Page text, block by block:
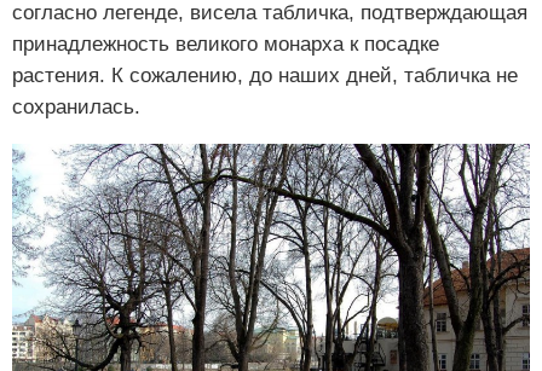
согласно легенде, висела табличка, подтверждающая
принадлежность великого монарха к посадке
растения. К сожалению, до наших дней, табличка не
сохранилась.